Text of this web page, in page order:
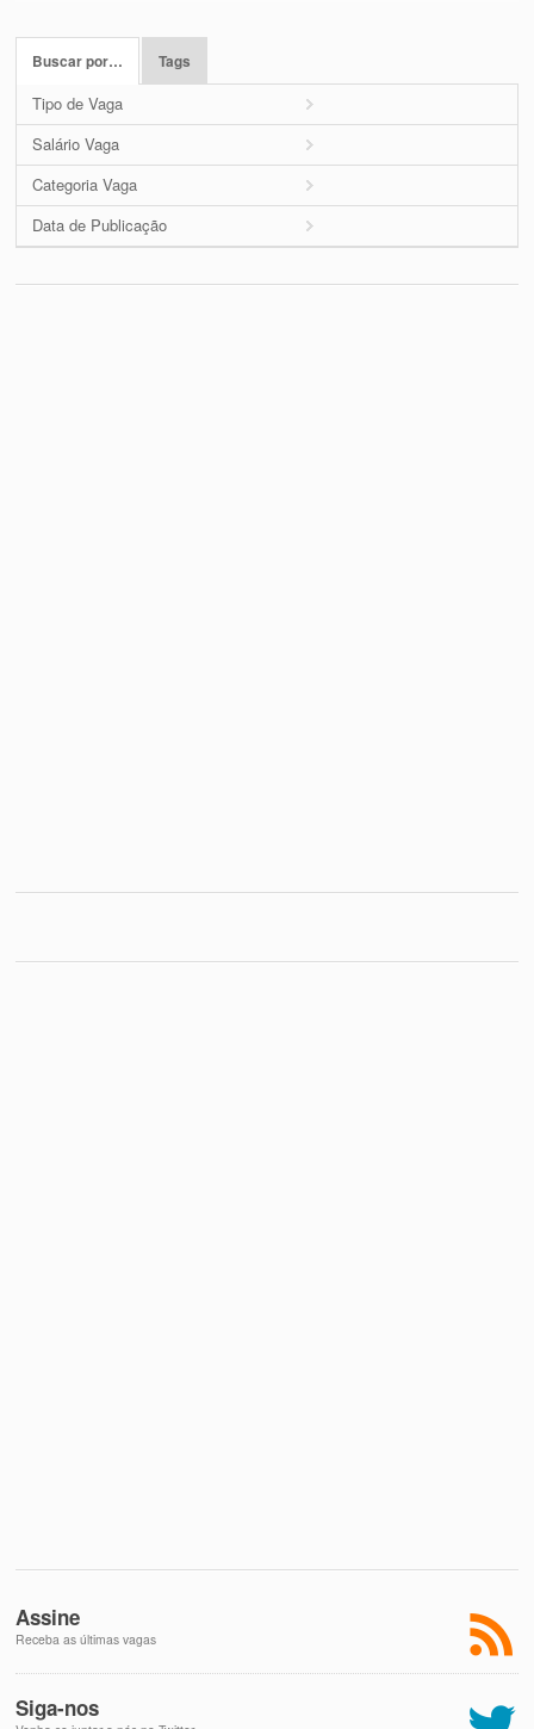
Buscar por… Tags
Tipo de Vaga
Salário Vaga
Categoria Vaga
Data de Publicação
Assine
Receba as últimas vagas
Siga-nos